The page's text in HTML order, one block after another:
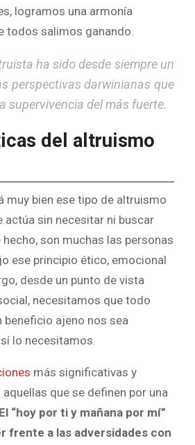
logramos una armonía
todos salimos ganando.
ha sido desde siempre un
perspectivas darwinianas que
supervivencia del más fuerte.
del altruismo
muy bien ese tipo de altruismo
actúa sin necesitar ni buscar
hecho, son muchas las personas
ese principio ético, emocional
desde un punto de vista
necesitamos que todo
beneficio ajeno nos sea
lo necesitamos.
más significativas y
que se definen por una
El “hoy por ti y mañana por mí”
frente a las adversidades con